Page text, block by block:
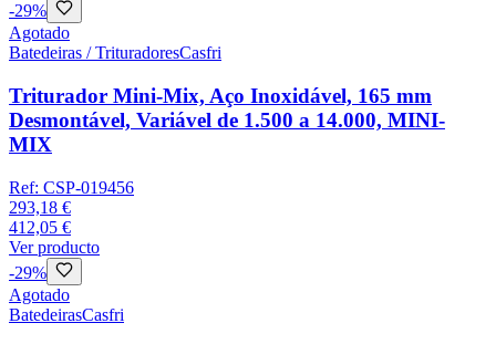
-29%
Agotado
Batedeiras / TrituradoresCasfri
Triturador Mini-Mix, Aço Inoxidável, 165 mm
Desmontável, Variável de 1.500 a 14.000, MINI-
MIX
Ref: CSP-019456
293,18 €
412,05 €
Ver producto
-29%
Agotado
BatedeirasCasfri